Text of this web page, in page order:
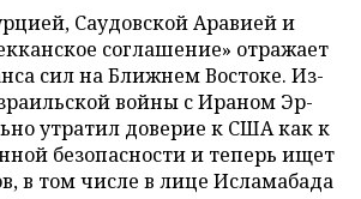
Саудовской Аравией и
соглашение» отражает
сил на Ближнем Востоке. Из-
войны с Ираном Эр-
утратил доверие к США как к
безопасности и теперь ищет
в том числе в лице Исламабада